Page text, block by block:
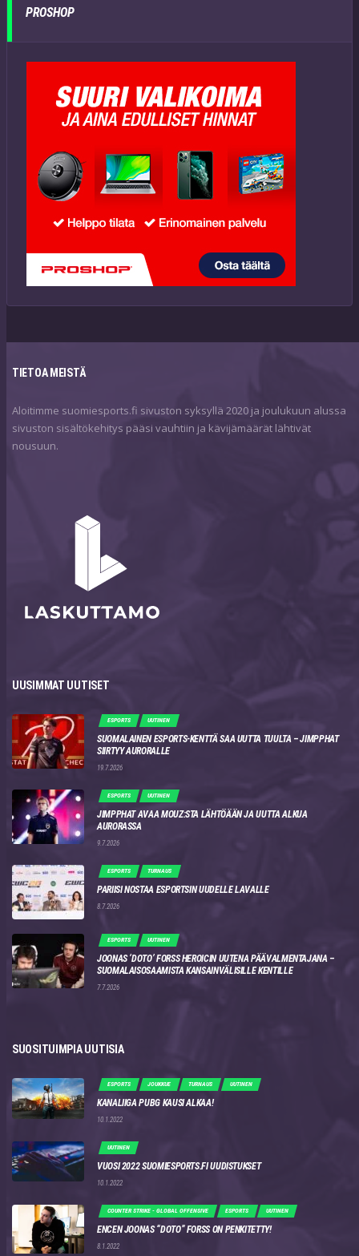
PROSHOP
TIETOA MEISTÄ
Aloitimme suomiesports.fi sivuston syksyllä 2020 ja joulukuun alussa
sivuston sisältökehitys pääsi vauhtiin ja kävijämäärät lähtivät
nousuun.
UUSIMMAT UUTISET
ESPORTS UUTINEN
SUOMALAINEN ESPORTS-KENTTÄ SAA UUTTA TUULTA – JIMPPHAT
SIIRTYY AURORALLE
19.7.2026
ESPORTS UUTINEN
JIMPPHAT AVAA MOUZ:STA LÄHTÖÄÄN JA UUTTA ALKUA
AURORASSA
9.7.2026
ESPORTS TURNAUS
PARIISI NOSTAA ESPORTSIN UUDELLE LAVALLE
8.7.2026
ESPORTS UUTINEN
JOONAS ‘DOTO’ FORSS HEROICIN UUTENA PÄÄVALMENTAJANA –
SUOMALAISOSAAMISTA KANSAINVÄLISILLE KENTILLE
7.7.2026
SUOSITUIMPIA UUTISIA
ESPORTS JOUKKUE TURNAUS UUTINEN
KANALIIGA PUBG KAUSI ALKAA!
10.1.2022
UUTINEN
VUOSI 2022 SUOMIESPORTS.FI UUDISTUKSET
10.1.2022
COUNTER STRIKE - GLOBAL OFFENSIVE ESPORTS UUTINEN
ENCEN JOONAS “DOTO” FORSS ON PENKITETTY!
8.1.2022